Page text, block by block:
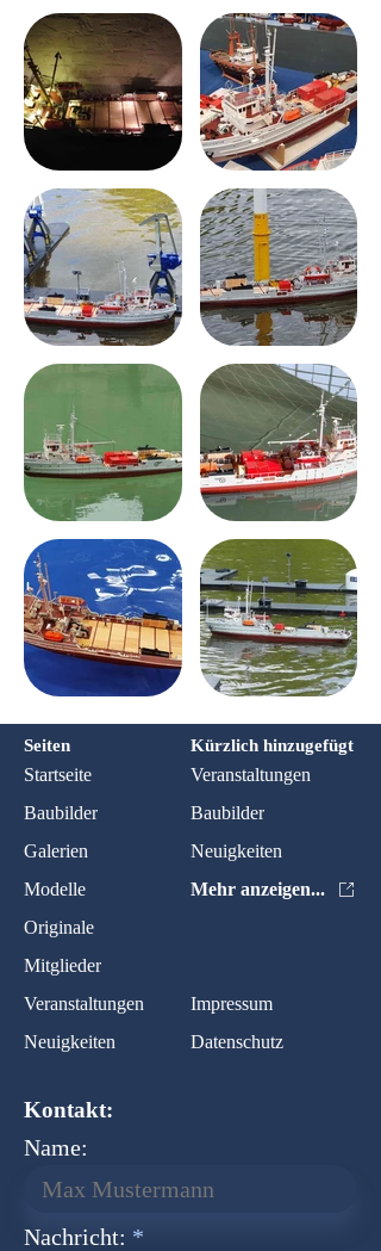
Seiten Kürzlich hinzugefügt
Startseite
Veranstaltungen
Baubilder
Baubilder
Galerien
Neuigkeiten
Modelle
Mehr anzeigen...
Originale
Mitglieder
Veranstaltungen
Impressum
Neuigkeiten
Datenschutz
Kontakt:
Name:
Nachricht: